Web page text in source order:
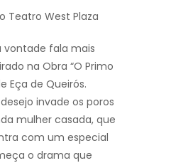
Teatro West Plaza
vontade fala mais
na Obra “O Primo
Eça de Queirós.
invade os poros
mulher casada, que
com um especial
o drama que